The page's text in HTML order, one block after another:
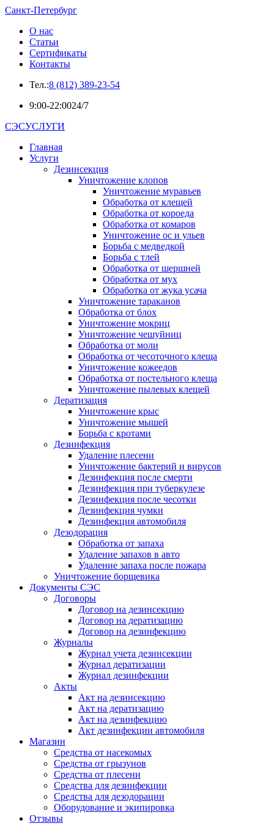
Санкт-Петербург
О нас
Статьи
Сертификаты
Контакты
Тел.:8 (812) 389-23-54
9:00-22:0024/7
СЭСУСЛУГИ
Главная
Услуги
Дезинсекция
Уничтожение клопов
Уничтожение муравьев
Обработка от клещей
Обработка от короеда
Обработка от комаров
Уничтожение ос и ульев
Борьба с медведкой
Борьба с тлей
Обработка от шершней
Обработка от мух
Обработка от жука усача
Уничтожение тараканов
Обработка от блох
Уничтожение мокриц
Уничтожение чешуйниц
Обработка от моли
Обработка от чесоточного клеща
Уничтожение кожеедов
Обработка от постельного клеща
Уничтожение пылевых клещей
Дератизация
Уничтожение крыс
Уничтожение мышей
Борьба с кротами
Дезинфекция
Удаление плесени
Уничтожение бактерий и вирусов
Дезинфекция после смерти
Дезинфекция при туберкулезе
Дезинфекция после чесотки
Дезинфекция чумки
Дезинфекция автомобиля
Дезодорация
Обработка от запаха
Удаление запахов в авто
Удаление запаха после пожара
Уничтожение борщевика
Документы СЭС
Договоры
Договор на дезинсекцию
Договор на дератизацию
Договор на дезинфекцию
Журналы
Журнал учета дезинсекции
Журнал дератизации
Журнал дезинфекции
Акты
Акт на дезинсекцию
Акт на дератизацию
Акт на дезинфекцию
Акт дезинфекции автомобиля
Магазин
Средства от насекомых
Средства от грызунов
Средства от плесени
Средства для дезинфекции
Средства для дезодорации
Оборудование и экипировка
Отзывы